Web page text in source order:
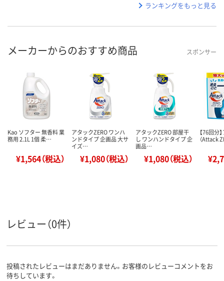
ランキングをもっと見る
メーカーからのおすすめ商品 スポンサー
Kao ソフター 無香料 業
務用 2.1L 1個 柔…
¥1,564（税込）
アタックZERO ワンハ
ンドタイプ 企画品 大サ
イズ…
¥1,080（税込）
アタックZERO 部屋干
し ワンハンドタイプ 企
画品…
¥1,080（税込）
【76回分
（Attack
レビュー（0件）
投稿されたレビューはまだありません。お客様のレビューコメントをお
待ちしています。